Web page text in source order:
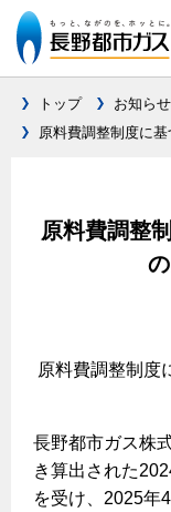
料金表
ご請求とお支払い
口座振替による
クレジットカー
払込書による窓
設備別に比較する
ガスコンロとIHクッ
調理性
ガス給湯器とエコキ
オススメの商品一
グリル活用法
コンロの取替えは
キッチンをリフォ
サニタリーをリ
その他をリフォ
長野都市ガスので
電気料金 長野都
Chef Ropia's
ヤミーのレシピ帖
トップ お知らせ
原料費調整制度に
原料費調整
原料費調整制度
長野都市ガス株
き算出された
を受け、2025年